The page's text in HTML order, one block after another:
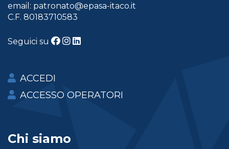
email: patronato@epasa-itaco.it
C.F. 80183710583
Seguici su
Chi siamo
ACCEDI
ACCESSO OPERATORI